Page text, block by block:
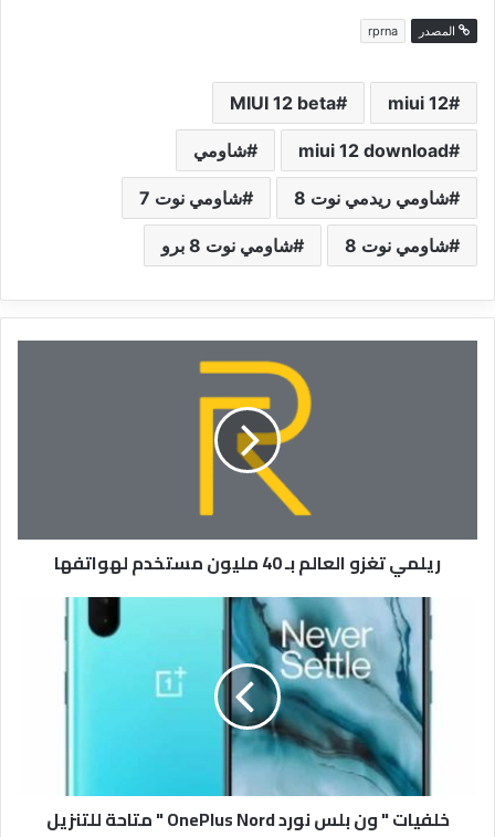
المصدر rprna
miui 12
MIUI 12 beta
miui 12 download شاومي
شاومي ريدمي نوت 8 شاومي نوت 7
شاومي نوت 8 شاومي نوت 8 برو
ريلمي تغزو العالم بـ 40 مليون مستخدم لهواتفها
OnePlus
للتنزيلخلفيات " ون بلس نورد OnePlus Nord " متاحة للتنزيل